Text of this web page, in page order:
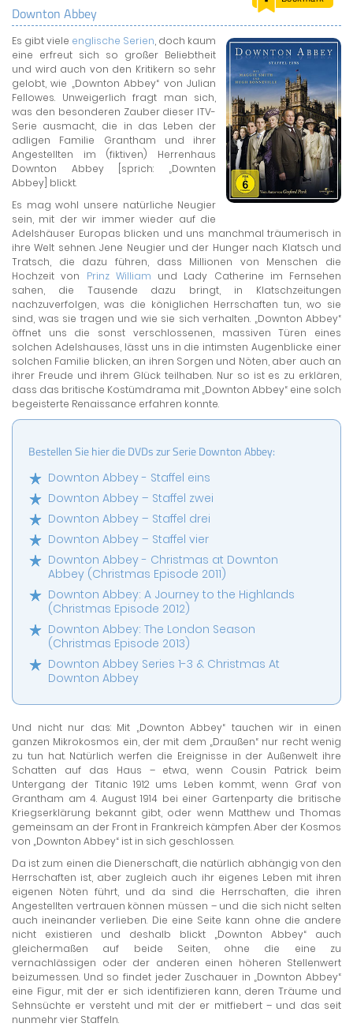
LERNCENTER
ENGLISCH
ENGLAND ZUHAUSE
BRITISH SHOP
Downton Abbey
Es gibt viele englische Serien, doch kaum
eine erfreut sich so großer Beliebtheit
und wird auch von den Kritikern so sehr
gelobt, wie „Downton Abbey“ von Julian
Fellowes. Unweigerlich fragt man sich,
was den besonderen Zauber dieser ITV-
Serie ausmacht, die in das Leben der
adligen Familie Grantham und ihrer
Angestellten im (fiktiven) Herrenhaus
Downton Abbey [sprich: „Downten
Abbey] blickt.
Es mag wohl unsere natürliche Neugier
sein, mit der wir immer wieder auf die
Adelshäuser Europas blicken und uns manchmal träumerisch in
ihre Welt sehnen. Jene Neugier und der Hunger nach Klatsch und
Tratsch, die dazu führen, dass Millionen von Menschen die
Hochzeit von Prinz William und Lady Catherine im Fernsehen
sahen, die Tausende dazu bringt, in Klatschzeitungen
nachzuverfolgen, was die königlichen Herrschaften tun, wo sie
sind, was sie tragen und wie sie sich verhalten. „Downton Abbey“
öffnet uns die sonst verschlossenen, massiven Türen eines
solchen Adelshauses, lässt uns in die intimsten Augenblicke einer
solchen Familie blicken, an ihren Sorgen und Nöten, aber auch an
ihrer Freude und ihrem Glück teilhaben. Nur so ist es zu erklären,
dass das britische Kostümdrama mit „Downton Abbey“ eine solch
begeisterte Renaissance erfahren konnte.
Bestellen Sie hier die DVDs zur Serie Downton Abbey:
Downton Abbey - Staffel eins
Downton Abbey – Staffel zwei
Downton Abbey – Staffel drei
Downton Abbey – Staffel vier
Downton Abbey - Christmas at Downton
Abbey (Christmas Episode 2011)
Downton Abbey: A Journey to the Highlands
(Christmas Episode 2012)
Downton Abbey: The London Season
(Christmas Episode 2013)
Downton Abbey Series 1-3 & Christmas At
Downton Abbey
Und nicht nur das: Mit „Downton Abbey“ tauchen wir in einen
ganzen Mikrokosmos ein, der mit dem „Draußen“ nur recht wenig
zu tun hat. Natürlich werfen die Ereignisse in der Außenwelt ihre
Schatten auf das Haus – etwa, wenn Cousin Patrick beim
Untergang der Titanic 1912 ums Leben kommt, wenn Graf von
Grantham am 4. August 1914 bei einer Gartenparty die britische
Kriegserklärung bekannt gibt, oder wenn Matthew und Thomas
gemeinsam an der Front in Frankreich kämpfen. Aber der Kosmos
von „Downton Abbey“ ist in sich geschlossen.
Da ist zum einen die Dienerschaft, die natürlich abhängig von den
Herrschaften ist, aber zugleich auch ihr eigenes Leben mit ihren
eigenen Nöten führt, und da sind die Herrschaften, die ihren
Angestellten vertrauen können müssen – und die sich nicht selten
auch ineinander verlieben. Die eine Seite kann ohne die andere
nicht existieren und deshalb blickt „Downton Abbey“ auch
gleichermaßen auf beide Seiten, ohne die eine zu
vernachlässigen oder der anderen einen höheren Stellenwert
beizumessen. Und so findet jeder Zuschauer in „Downton Abbey“
eine Figur, mit der er sich identifizieren kann, deren Träume und
Sehnsüchte er versteht und mit der er mitfiebert – und das seit
nunmehr vier Staffeln.